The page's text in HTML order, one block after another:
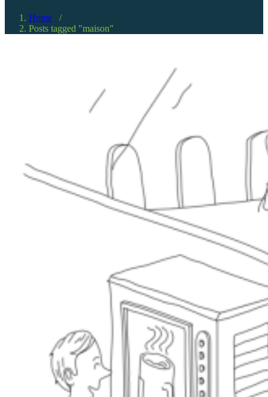
Home /
Posts tagged "maison"